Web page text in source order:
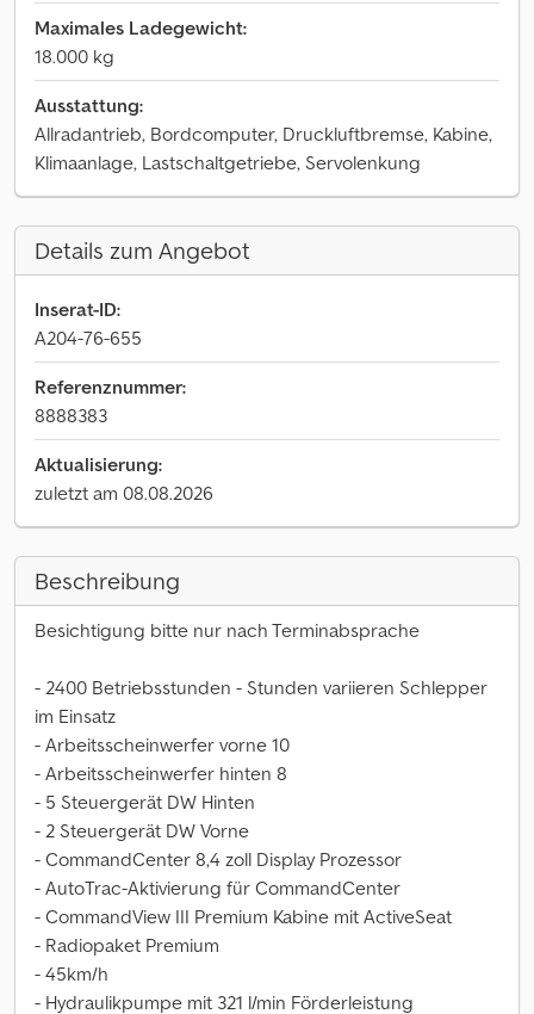
Maximales Ladegewicht:
18.000 kg
Ausstattung:
Allradantrieb, Bordcomputer, Druckluftbremse, Kabine,
Klimaanlage, Lastschaltgetriebe, Servolenkung
Details zum Angebot
Inserat-ID:
A204-76-655
Referenznummer:
8888383
Aktualisierung:
zuletzt am 08.08.2026
Beschreibung
Besichtigung bitte nur nach Terminabsprache
- 2400 Betriebsstunden - Stunden variieren Schlepper
im Einsatz
- Arbeitsscheinwerfer vorne 10
- Arbeitsscheinwerfer hinten 8
- 5 Steuergerät DW Hinten
- 2 Steuergerät DW Vorne
- CommandCenter 8,4 zoll Display Prozessor
- AutoTrac-Aktivierung für CommandCenter
- CommandView III Premium Kabine mit ActiveSeat
- Radiopaket Premium
- 45km/h
- Hydraulikpumpe mit 321 l/min Förderleistung